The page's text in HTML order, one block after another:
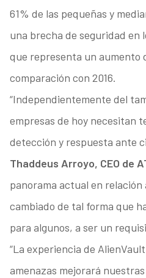
61% de las pequeñas y
una brecha de seguridad en
que representa un aumento
comparación con 2016.
“Independientemente del
empresas de hoy necesitan
detección y respuesta ante
Thaddeus Arroyo, CEO de
panorama actual en relación
cambiado de tal forma que
para algunos, a ser un
“La experiencia de
amenazas mejorará